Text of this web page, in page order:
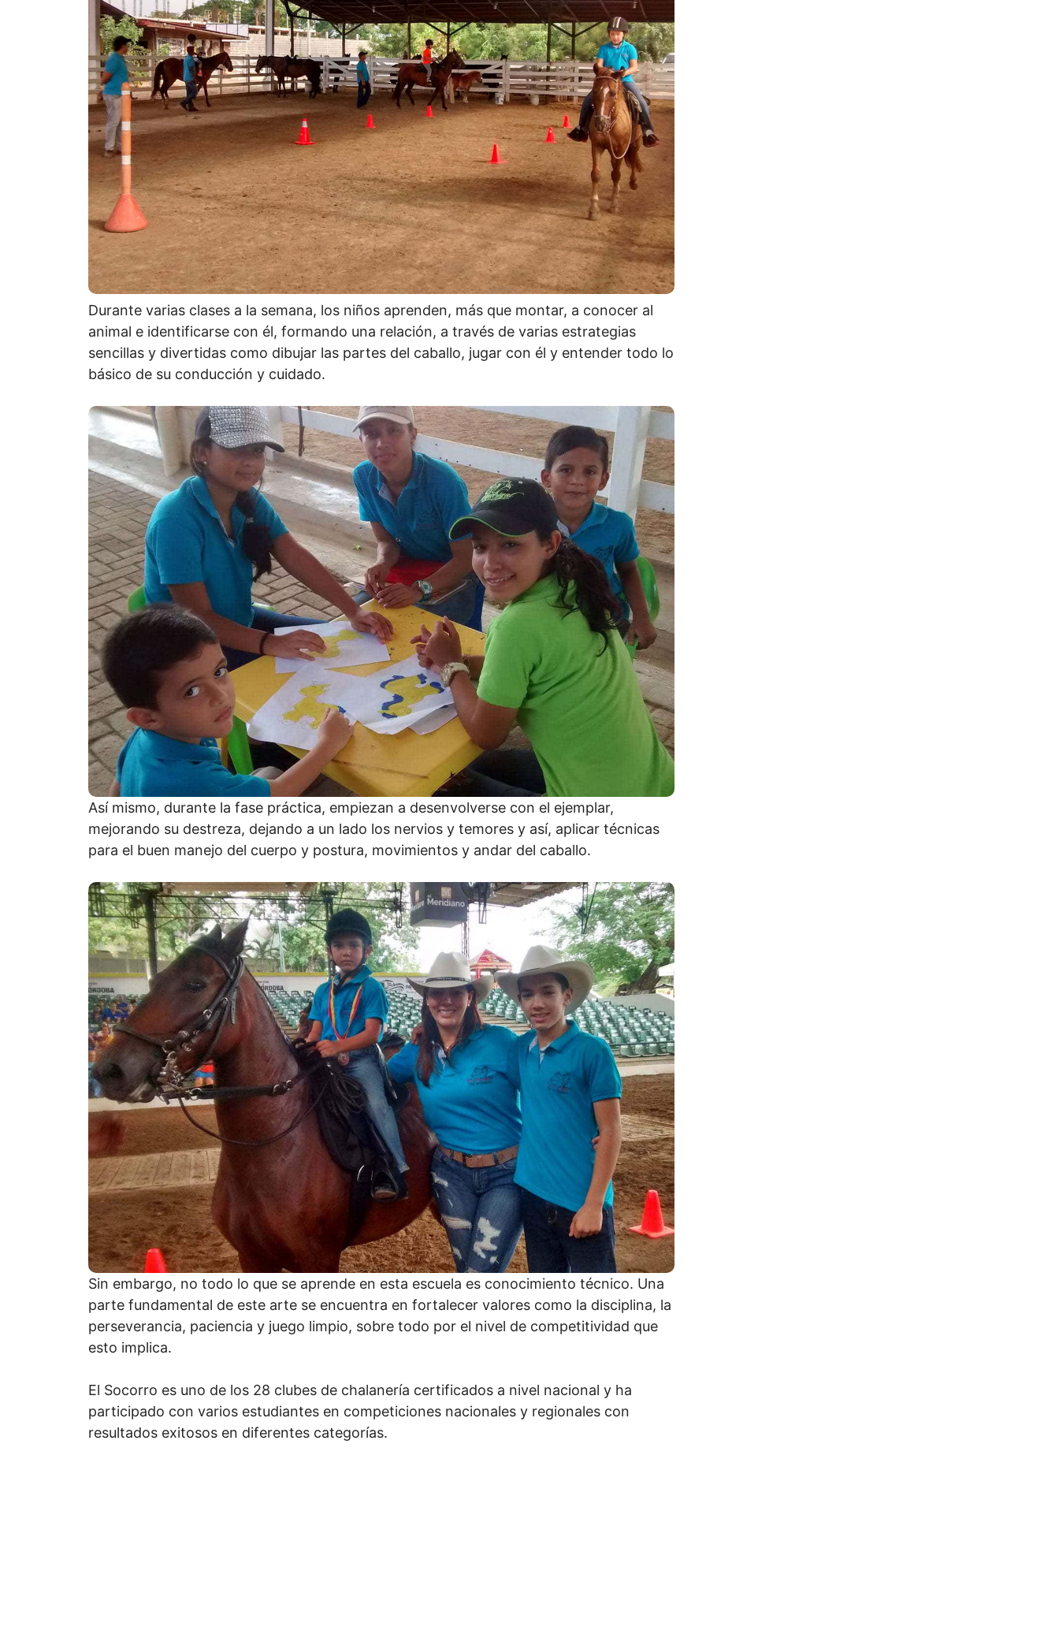
Durante varias clases a la semana, los niños aprenden, más que montar, a conocer al
animal e identificarse con él, formando una relación, a través de varias estrategias
sencillas y divertidas como dibujar las partes del caballo, jugar con él y entender todo lo
básico de su conducción y cuidado.
Así mismo, durante la fase práctica, empiezan a desenvolverse con el ejemplar,
mejorando su destreza, dejando a un lado los nervios y temores y así, aplicar técnicas
para el buen manejo del cuerpo y postura, movimientos y andar del caballo.
Sin embargo, no todo lo que se aprende en esta escuela es conocimiento técnico. Una
parte fundamental de este arte se encuentra en fortalecer valores como la disciplina, la
perseverancia, paciencia y juego limpio, sobre todo por el nivel de competitividad que
esto implica.
El Socorro es uno de los 28 clubes de chalanería certificados a nivel nacional y ha
participado con varios estudiantes en competiciones nacionales y regionales con
resultados exitosos en diferentes categorías.